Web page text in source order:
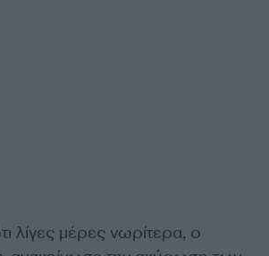
λίγες μέρες νωρίτερα, ο